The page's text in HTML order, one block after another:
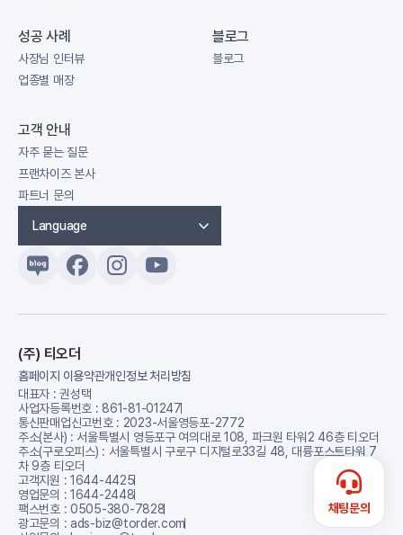
성공 사례
사장님 인터뷰
업종별 매장
블로그
블로그
고객 안내
자주 묻는 질문
프랜차이즈 본사
파트너 문의
Language
(주) 티오더
홈페이지 이용약관개인정보 처리방침
대표자 : 권성택
사업자등록번호 : 861-81-01247
통신판매업신고번호 : 2023-서울영등포-2772
주소(본사) : 서울특별시 영등포구 여의대로 108, 파크원 타워2 46층 티오더
주소(구로오피스) : 서울특별시 구로구 디지털로33길 48, 대륭포스트타워 7
차 9층 티오더
고객지원 : 1644-4425
영업문의 : 1644-2448
팩스번호 : 0505-380-7828
광고문의 : ads-biz@torder.com
채팅문의